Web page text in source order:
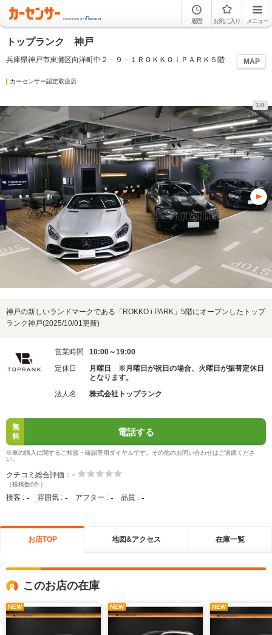
履歴 お気に入り メニュー
トップランク 神戸
兵庫県神戸市東灘区向洋町中２－９－１ＲＯＫＫＯｉＰＡＲＫ５階 MAP
カーセンサー認定取扱店
1/8
神戸の新しいランドマークである「ROKKO i PARK」5階にオープンしたトップ
ランク神戸(2025/10/01更新)
営業時間
10:00～19:00
定休日
月曜日 ※月曜日が祝日の場合、火曜日が振替定休日
となります。
法人名
株式会社トップランク
無
料
電話する
※車の購入に関するご相談・確認専用ダイヤルです。その他のお問い合わせはご遠慮くださ
い。
クチコミ総合評価： -
（投稿数0件）
接客 : - 雰囲気 : - アフター : - 品質 : -
お店TOP 地図&アクセス 在庫一覧
このお店の在庫
NEW NEW NEW